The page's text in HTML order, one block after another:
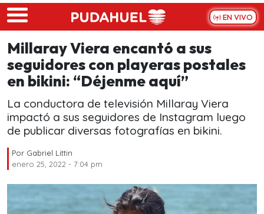
Skip to main content
EN VIVO
Millaray Viera encantó a sus
seguidores con playeras postales
en bikini: “Déjenme aquí”
La conductora de televisión Millaray Viera
impactó a sus seguidores de Instagram luego
de publicar diversas fotografías en bikini.
Por Gabriel Littin
enero 25, 2022 - 7:04 pm